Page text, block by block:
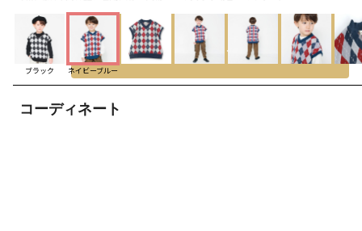
ブラック ネイビーブルー
コーディネート
カートに入れる